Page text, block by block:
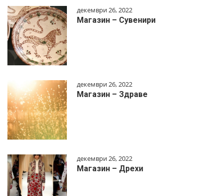
декември 26, 2022
Магазин – Сувенири
декември 26, 2022
Магазин – Здраве
декември 26, 2022
Магазин – Дрехи